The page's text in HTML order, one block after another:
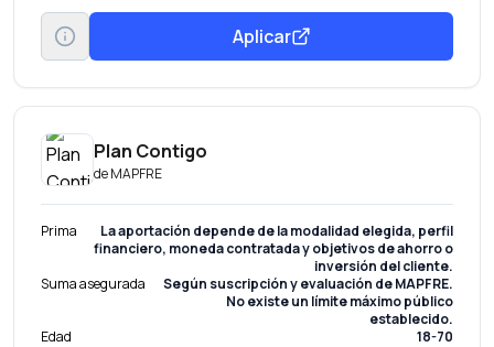
Aplicar
Plan Contigo
deMAPFRE
Prima
La aportación depende de la modalidad elegida, perfil
financiero, moneda contratada y objetivos de ahorro o
inversión del cliente.
Suma asegurada
Según suscripción y evaluación de MAPFRE.
No existe un límite máximo público
establecido.
Edad
18-70